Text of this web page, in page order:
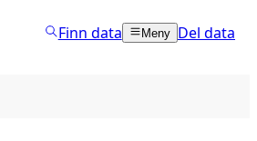
Finn data Meny Del data